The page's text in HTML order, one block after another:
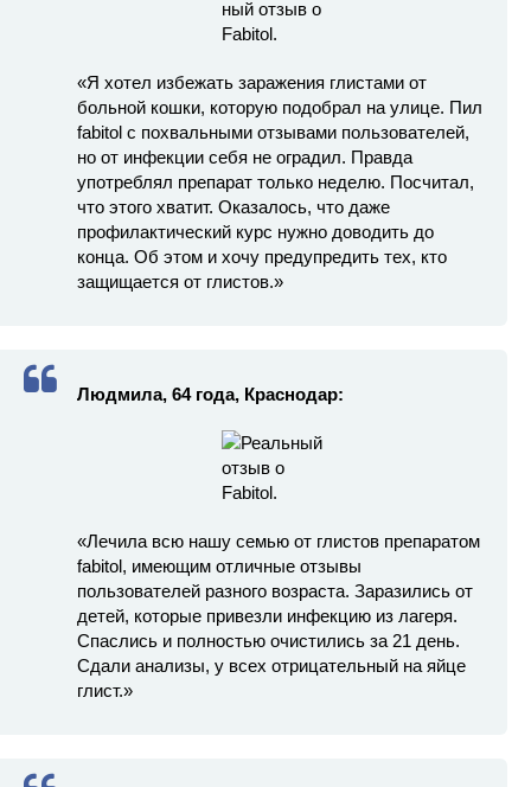
«Я хотел избежать заражения глистами от
больной кошки, которую подобрал на улице. Пил
fabitol с похвальными отзывами пользователей,
но от инфекции себя не оградил. Правда
употреблял препарат только неделю. Посчитал,
что этого хватит. Оказалось, что даже
профилактический курс нужно доводить до
конца. Об этом и хочу предупредить тех, кто
защищается от глистов.»
Людмила, 64 года, Краснодар:
«Лечила всю нашу семью от глистов препаратом
fabitol, имеющим отличные отзывы
пользователей разного возраста. Заразились от
детей, которые привезли инфекцию из лагеря.
Спаслись и полностью очистились за 21 день.
Сдали анализы, у всех отрицательный на яйце
глист.»